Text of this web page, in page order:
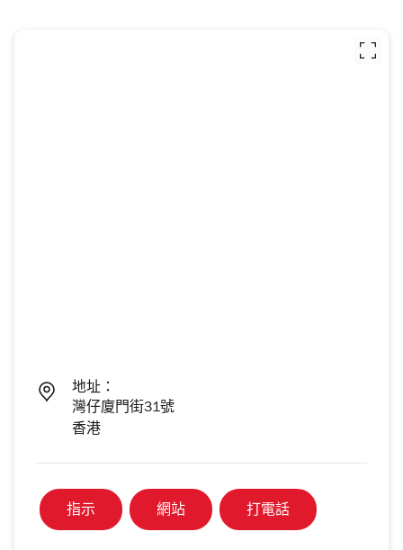
地址：
灣仔廈門街31號
香港
指示 網站 打電話